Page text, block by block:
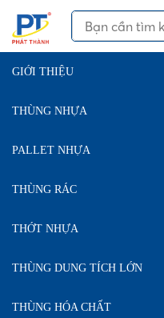
GIỚI THIỆU
THÙNG NHỰA
PALLET NHỰA
THÙNG RÁC
THỚT NHỰA
THÙNG DUNG TÍCH LỚN
THÙNG HÓA CHẤT